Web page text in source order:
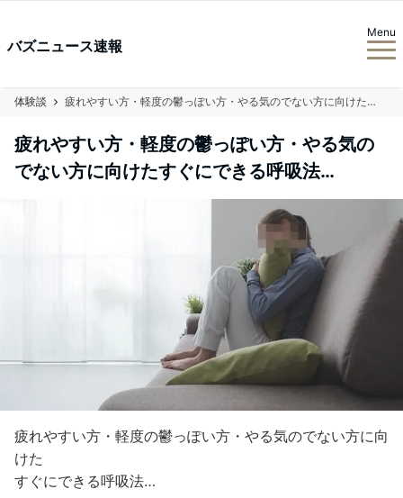
バズニュース速報
Menu
体験談 疲れやすい方・軽度の鬱っぽい方・やる気のでない方に向けたすぐにできる呼吸法…
疲れやすい方・軽度の鬱っぽい方・やる気の
でない方に向けたすぐにできる呼吸法…
疲れやすい方・軽度の鬱っぽい方・やる気のでない方に向
けた
すぐにできる呼吸法…